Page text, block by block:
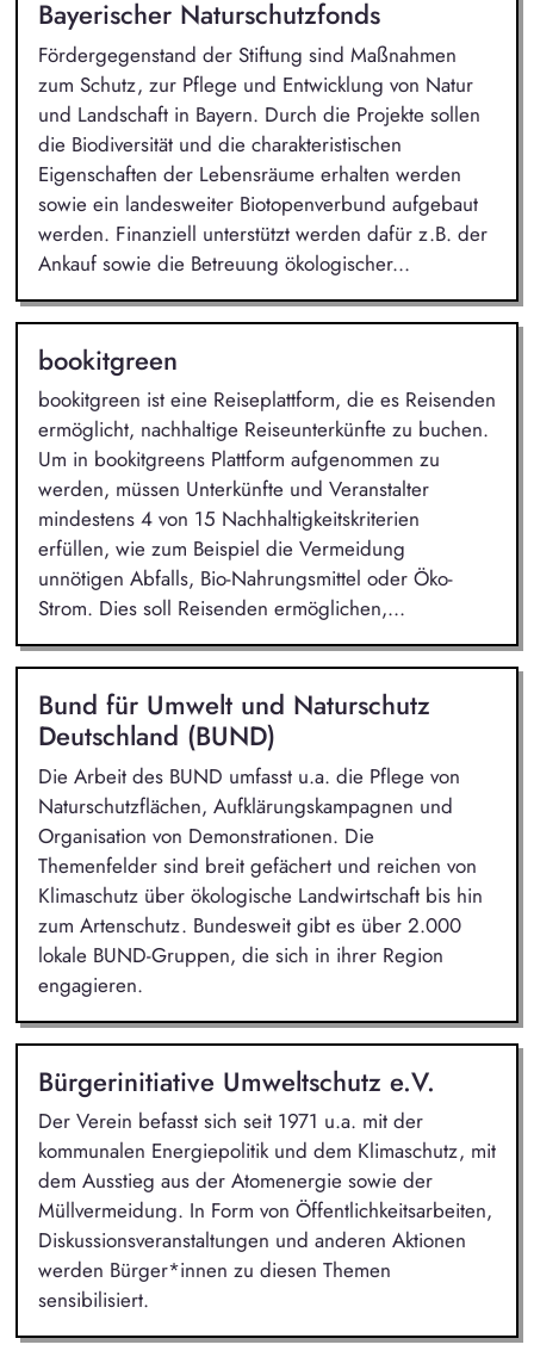
Bayerischer Naturschutzfonds
Fördergegenstand der Stiftung sind Maßnahmen
zum Schutz, zur Pflege und Entwicklung von Natur
und Landschaft in Bayern. Durch die Projekte sollen
die Biodiversität und die charakteristischen
Eigenschaften der Lebensräume erhalten werden
sowie ein landesweiter Biotopenverbund aufgebaut
werden. Finanziell unterstützt werden dafür z.B. der
Ankauf sowie die Betreuung ökologischer...
bookitgreen
bookitgreen ist eine Reiseplattform, die es Reisenden
ermöglicht, nachhaltige Reiseunterkünfte zu buchen.
Um in bookitgreens Plattform aufgenommen zu
werden, müssen Unterkünfte und Veranstalter
mindestens 4 von 15 Nachhaltigkeitskriterien
erfüllen, wie zum Beispiel die Vermeidung
unnötigen Abfalls, Bio-Nahrungsmittel oder Öko-
Strom. Dies soll Reisenden ermöglichen,...
Bund für Umwelt und Naturschutz
Deutschland (BUND)
Die Arbeit des BUND umfasst u.a. die Pflege von
Naturschutzflächen, Aufklärungskampagnen und
Organisation von Demonstrationen. Die
Themenfelder sind breit gefächert und reichen von
Klimaschutz über ökologische Landwirtschaft bis hin
zum Artenschutz. Bundesweit gibt es über 2.000
lokale BUND-Gruppen, die sich in ihrer Region
engagieren.
Bürgerinitiative Umweltschutz e.V.
Der Verein befasst sich seit 1971 u.a. mit der
kommunalen Energiepolitik und dem Klimaschutz, mit
dem Ausstieg aus der Atomenergie sowie der
Müllvermeidung. In Form von Öffentlichkeitsarbeiten,
Diskussionsveranstaltungen und anderen Aktionen
werden Bürger*innen zu diesen Themen
sensibilisiert.